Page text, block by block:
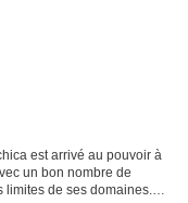
est arrivé au pouvoir à
un bon nombre de
limites de ses domaines.